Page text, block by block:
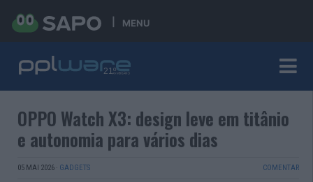
MENU
OPPO Watch X3: design leve em titânio
e autonomia para vários dias
05 MAI 2026 · GADGETS COMENTAR